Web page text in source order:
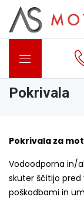
Pokrivala
Pokrivala za
Vodoodporna in/
skuter ščitijo
poškodbami in